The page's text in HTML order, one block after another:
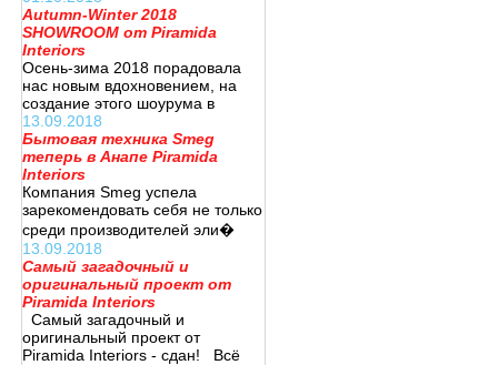
Autumn-Winter 2018
SHOWROOM от Piramida
Interiors
Осень-зима 2018 порадовала
нас новым вдохновением, на
создание этого шоурума в
13.09.2018
Бытовая техника Smeg
теперь в Анапе Piramida
Interiors
Компания Smeg успела
зарекомендовать себя не только
среди производителей эли�
13.09.2018
Самый загадочный и
оригинальный проект от
Piramida Interiors
Самый загадочный и
оригинальный проект от
Piramida Interiors - сдан! Всё